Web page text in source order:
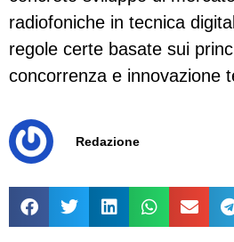
radiofoniche in tecnica
regole certe basate sui
concorrenza e innovazione
Redazione